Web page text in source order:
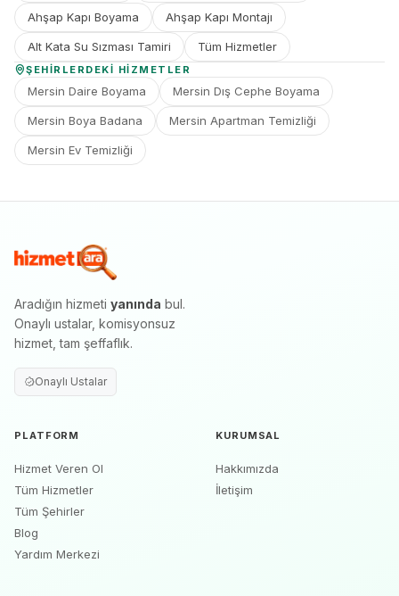
Ahşap Kapı Boyama Ahşap Kapı Montajı
Alt Kata Su Sızması Tamiri Tüm Hizmetler
ŞEHIRLERDEKI HIZMETLER
Mersin Daire Boyama Mersin Dış Cephe Boyama
Mersin Boya Badana Mersin Apartman Temizliği
Mersin Ev Temizliği
Aradığın hizmeti yanında bul.
Onaylı ustalar, komisyonsuz
hizmet, tam şeffaflık.
Onaylı Ustalar
PLATFORM
Hizmet Veren Ol
Tüm Hizmetler
Tüm Şehirler
Blog
Yardım Merkezi
KURUMSAL
Hakkımızda
İletişim